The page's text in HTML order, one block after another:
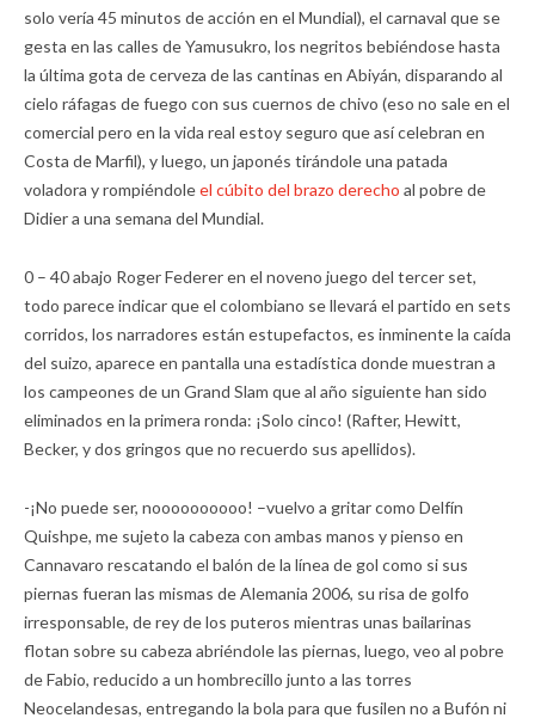
solo vería 45 minutos de acción en el Mundial), el carnaval que se
gesta en las calles de Yamusukro, los negritos bebiéndose hasta
la última gota de cerveza de las cantinas en Abiyán, disparando al
cielo ráfagas de fuego con sus cuernos de chivo (eso no sale en el
comercial pero en la vida real estoy seguro que así celebran en
Costa de Marfil), y luego, un japonés tirándole una patada
voladora y rompiéndoleel cúbito del brazo derecho al pobre de
Didier a una semana del Mundial.
0 – 40 abajo Roger Federer en el noveno juego del tercer set,
todo parece indicar que el colombiano se llevará el partido en sets
corridos, los narradores están estupefactos, es inminente la caída
del suizo, aparece en pantalla una estadística donde muestran a
los campeones de un Grand Slam que al año siguiente han sido
eliminados en la primera ronda: ¡Solo cinco! (Rafter, Hewitt,
Becker, y dos gringos que no recuerdo sus apellidos).
-¡No puede ser, noooooooooo! –vuelvo a gritar como Delfín
Quishpe, me sujeto la cabeza con ambas manos y pienso en
Cannavaro rescatando el balón de la línea de gol como si sus
piernas fueran las mismas de Alemania 2006, su risa de golfo
irresponsable, de rey de los puteros mientras unas bailarinas
flotan sobre su cabeza abriéndole las piernas, luego, veo al pobre
de Fabio, reducido a un hombrecillo junto a las torres
Neocelandesas, entregando la bola para que fusilen no a Bufón ni